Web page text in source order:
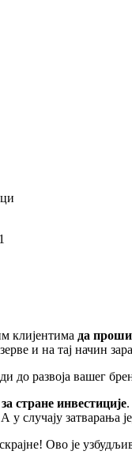
клијентима да
и на тај начин
до развоја вашег
стране инвестиције
случају затварања
Ово је